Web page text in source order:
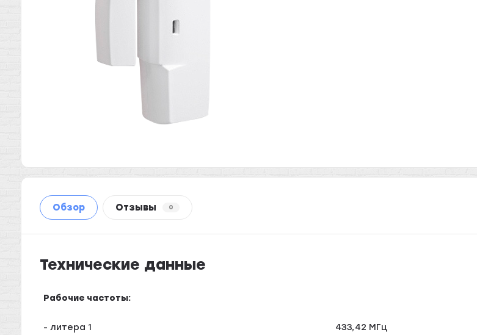
Обзор Отзывы 0
Технические данные
Рабочие частоты:
- литера 1 433,42 МГц